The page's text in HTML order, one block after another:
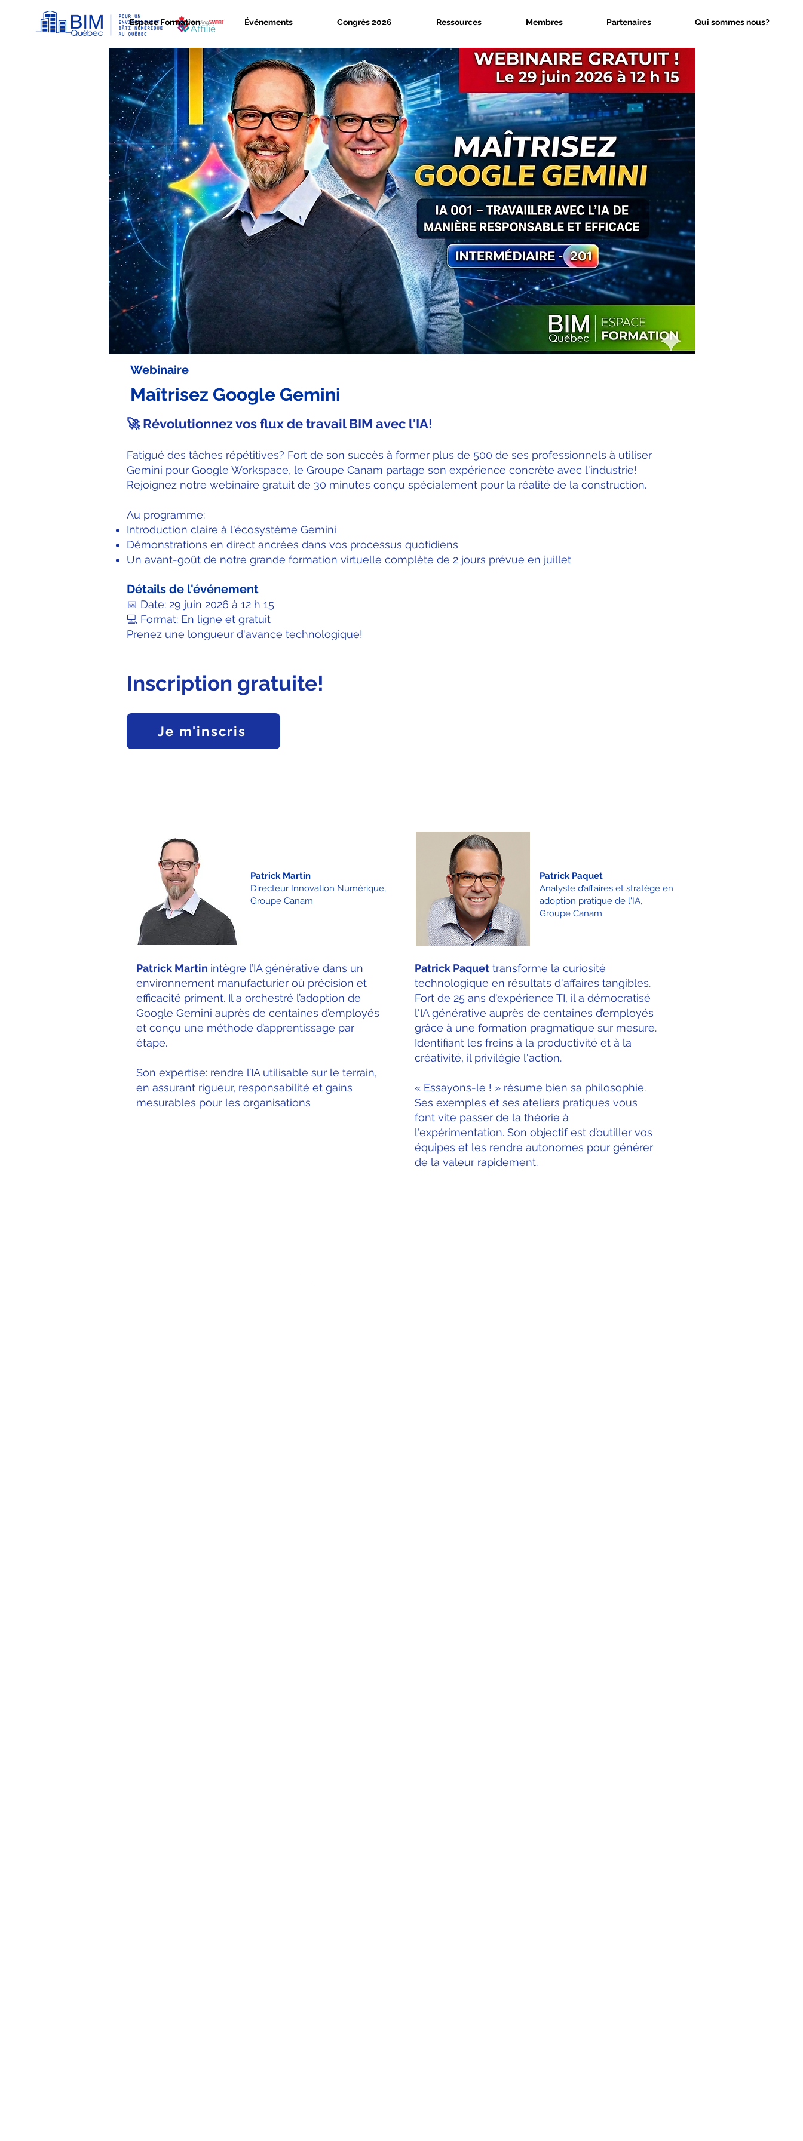
Espace Formation Événements Congrès 2026 Ressources Membres Partenaires Qui sommes nous?
Webinaire
Maîtrisez Google Gemini
🚀 Révolutionnez vos flux de travail BIM avec l'IA!
Fatigué des tâches répétitives? Fort de son succès à former plus de 500 de ses professionnels à utiliser
Gemini pour Google Workspace, le Groupe Canam partage son expérience concrète avec l'industrie!
Rejoignez notre webinaire gratuit de 30 minutes conçu spécialement pour la réalité de la construction.
Au programme:
Introduction claire à l'écosystème Gemini
Démonstrations en direct ancrées dans vos processus quotidiens
Un avant-goût de notre grande formation virtuelle complète de 2 jours prévue en juillet
Détails de l'événement
📅 Date: 29 juin 2026 à 12 h 15
💻 Format: En ligne et gratuit
Prenez une longueur d'avance technologique!
Inscription gratuite!
Je m'inscris
Patrick Martin
Directeur Innovation Numérique,
Groupe Canam
Patrick Paquet
Analyste d’affaires et stratège en
adoption pratique de l'IA,
Groupe Canam
Patrick Martin intègre l’IA générative dans un
environnement manufacturier où précision et
efficacité priment. Il a orchestré l’adoption de
Google Gemini auprès de centaines d’employés
et conçu une méthode d’apprentissage par
étape.
Son expertise: rendre l’IA utilisable sur le terrain,
en assurant rigueur, responsabilité et gains
mesurables pour les organisations
Patrick Paquet transforme la curiosité
technologique en résultats d'affaires tangibles.
Fort de 25 ans d'expérience TI, il a démocratisé
l'IA générative auprès de centaines d’employés
grâce à une formation pragmatique sur mesure.
Identifiant les freins à la productivité et à la
créativité, il privilégie l'action.
« Essayons-le ! » résume bien sa philosophie.
Ses exemples et ses ateliers pratiques vous
font vite passer de la théorie à
l'expérimentation. Son objectif est d’outiller vos
équipes et les rendre autonomes pour générer
de la valeur rapidement.